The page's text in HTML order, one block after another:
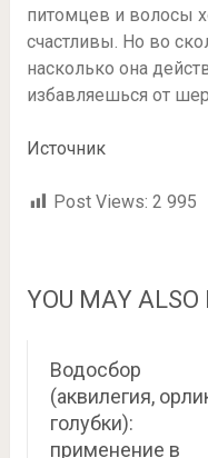
питомцев и волосы
счастливы. Но во
насколько она
избавляешься от
Источник
Post Views: 2 995
YOU MAY ALSO
Водосбор
(аквилегия,
голубки):
применение в